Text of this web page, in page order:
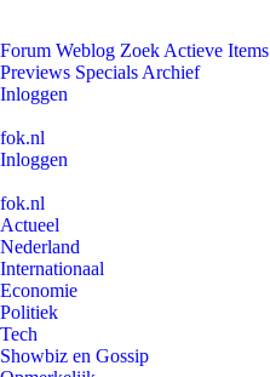
Forum Weblog Zoek Actieve Items
Previews Specials Archief
Inloggen
fok.nl
Inloggen
fok.nl
Actueel
Nederland
Internationaal
Economie
Politiek
Tech
Showbiz en Gossip